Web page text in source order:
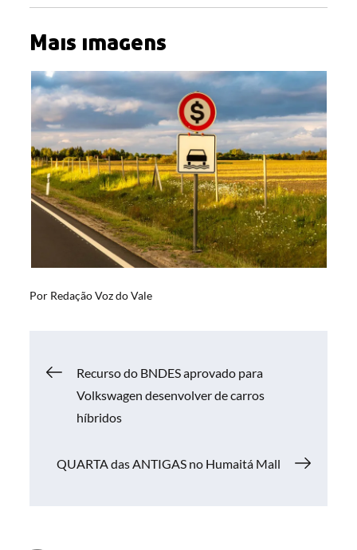
Mais imagens
Por Redação Voz do Vale
Navegação
de
Post
Recurso do BNDES aprovado para
Volkswagen desenvolver de carros
híbridos
QUARTA das ANTIGAS no Humaitá Mall